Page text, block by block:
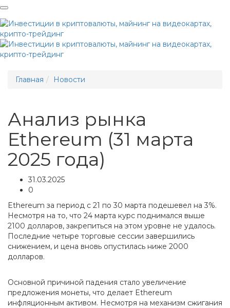
Главная Новости
Анализ рынка
Ethereum (31 марта
2025 года)
31.03.2025
0
Ethereum за период с 21 по 30 марта подешевел на 3%.
Несмотря на то, что 24 марта курс поднимался выше
2100 долларов, закрепиться на этом уровне не удалось.
Последние четыре торговые сессии завершились
снижением, и цена вновь опустилась ниже 2000
долларов.
Основной причиной падения стало увеличение
предложения монеты, что делает Ethereum
инфляционным активом. Несмотря на механизм сжигания